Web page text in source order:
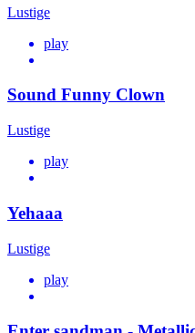
Lustige
play
Sound Funny Clown
Lustige
play
Yehaaa
Lustige
play